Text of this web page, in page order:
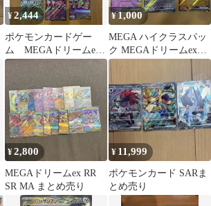
¥2,444
ポケモンカードゲー
ム MEGAドリームex
RR 24枚セット
¥1,000
MEGA ハイクラスパッ
ク MEGAドリームex
RR 6枚
¥2,800
MEGAドリームex RR
SR MA まとめ売り
¥ 11,999
ポケモンカード SARま
とめ売り